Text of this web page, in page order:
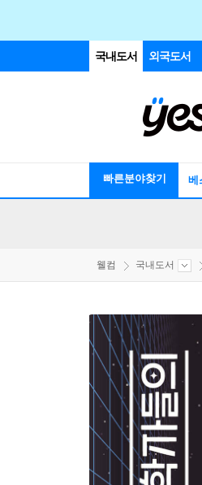
국내도서 외국도서
빠른분야찾기 베
웰컴 국내도서